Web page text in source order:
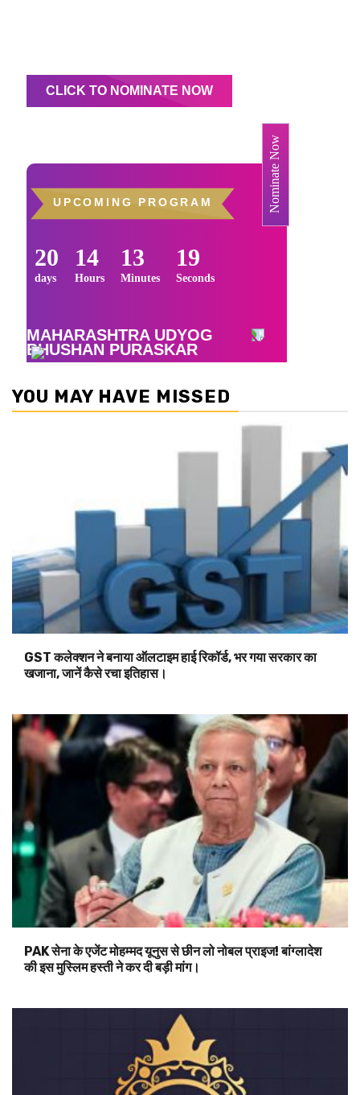
YOU MAY HAVE MISSED
GST कलेक्शन ने बनाया ऑलटाइम हाई रिकॉर्ड, भर गया सरकार का
खजाना, जानें कैसे रचा इतिहास।
PAK सेना के एजेंट मोहम्मद यूनुस से छीन लो नोबल प्राइज! बांग्लादेश
की इस मुस्लिम हस्ती ने कर दी बड़ी मांग।